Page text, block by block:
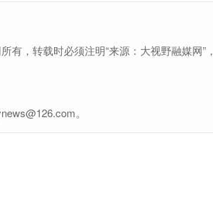
，转载时必须注明“来源：大视野融媒网”，
。